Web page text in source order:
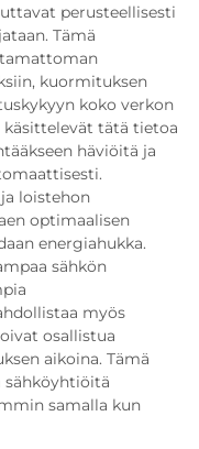
perusteellisesti
Tämä
kuormituksen
koko verkon
käsittelevät tätä tietoa
häviöitä ja
loistehon
optimaalisen
energiahukka.
sähkön
myös
osallistua
aikoina. Tämä
samalla kun